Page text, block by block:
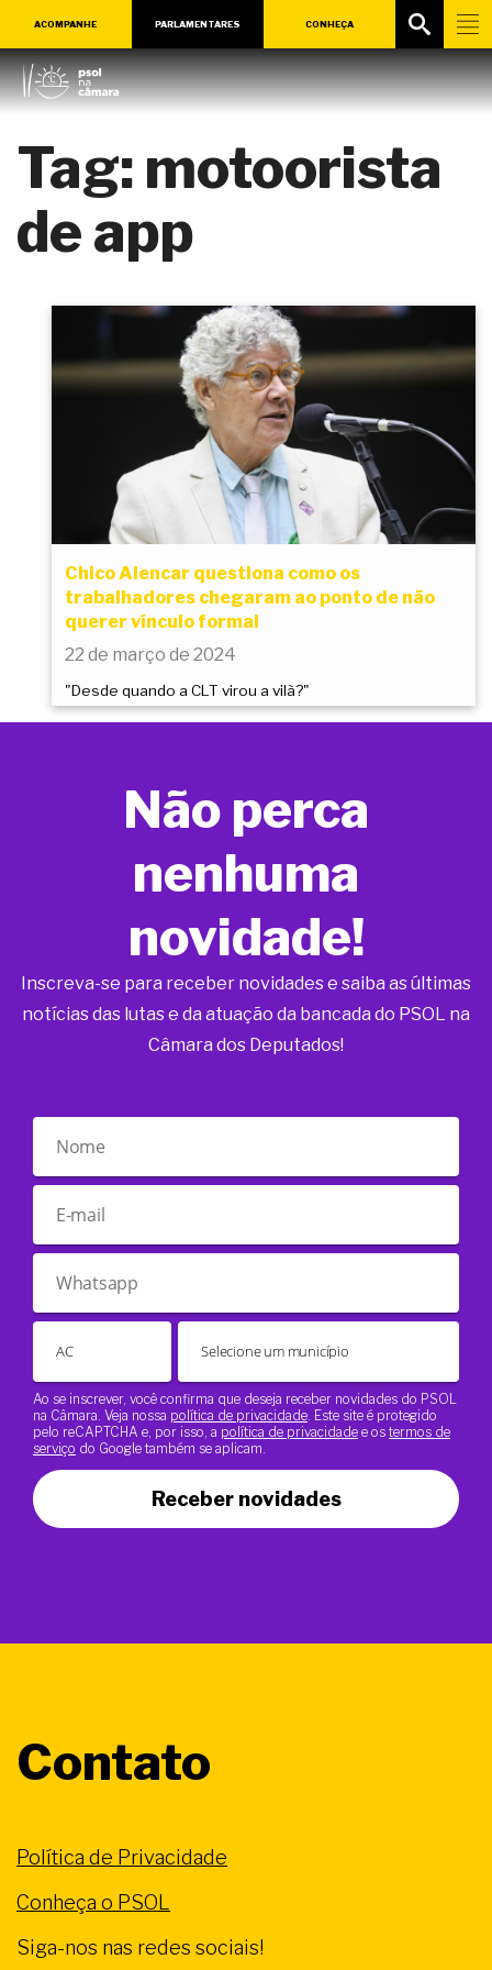
ACOMPANHE PARLAMENTARES CONHEÇA
Tag: motoorista
de app
Chico Alencar questiona como os
trabalhadores chegaram ao ponto de não
querer vínculo formal
22 de março de 2024
"Desde quando a CLT virou a vilã?"
Não perca
nenhuma
novidade!
Inscreva-se para receber novidades e saiba as últimas
notícias das lutas e da atuação da bancada do PSOL na
Câmara dos Deputados!
Ao se inscrever, você confirma que deseja receber novidades do PSOL
na Câmara. Veja nossa política de privacidade . Este site é protegido
pelo reCAPTCHA e, por isso, a política de privacidade e os termos de
serviço do Google também se aplicam.
Receber novidades
Contato
Política de Privacidade
Conheça o PSOL
Siga-nos nas redes sociais!